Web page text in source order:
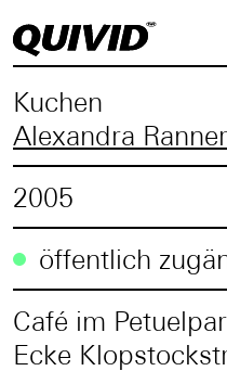
Kuchen
Alexandra Ranner
2005
öffentlich
Café im
Ecke